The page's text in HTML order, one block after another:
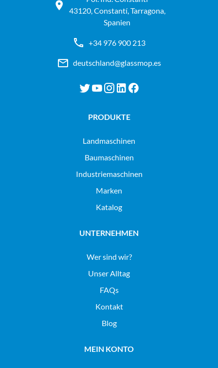
43120, Constantí, Tarragona,
Spanien
+34 976 900 213
deutschland@glassmop.es
PRODUKTE
landmaschinen
baumaschinen
industriemaschinen
Marken
Katalog
UNTERNEHMEN
Wer sind wir?
Unser Alltag
FAQs
Kontakt
Blog
MEIN KONTO